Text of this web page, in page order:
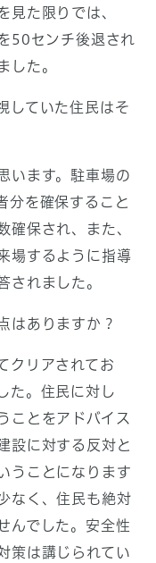
見た限りでは、
50センチ後退され
した。
していた住民はそ
います。駐車場の
分を確保すること
確保され、また、
場するように指導
されました。
はありますか？
クリアされてお
た。住民に対し
ことをアドバイス
設に対する反対と
うことになります
なく、住民も絶対
んでした。安全性
策は講じられてい